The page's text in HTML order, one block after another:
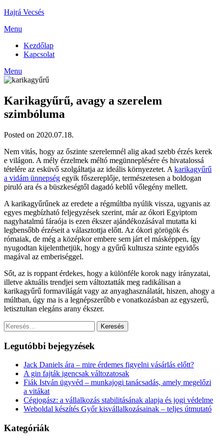
Skip
content
Hajrá Vecsés
Menu
Kezdőlap
Kapcsolat
Menu
Karikagyűrű, avagy a szerelem
szimbóluma
Posted on 2020.07.18.
Nem vitás, hogy az őszinte szerelemnél alig akad szebb érzés kerek
e világon. A mély érzelmek méltó megünneplésére és hivatalossá
tételére az esküvő szolgáltatja az ideális környezetet. A karikagyűrű
a vidám ünnepség egyik főszereplője, természetesen a boldogan
piruló ara és a büszkeségtől dagadó keblű vőlegény mellett.
A karikagyűrűnek az eredete a régmúltba nyúlik vissza, ugyanis az
egyes megbízható feljegyzések szerint, már az ókori Egyiptom
nagyhatalmú fáraója is ezen ékszer ajándékozásával mutatta ki
legbensőbb érzéseit a választottja előtt. Az ókori görögök és
rómaiak, de még a középkor embere sem járt el másképpen, így
nyugodtan kijelenthetjük, hogy a gyűrű kultusza szinte egyidős
magával az emberiséggel.
Sőt, az is roppant érdekes, hogy a különféle korok nagy irányzatai,
illetve aktuális trendjei sem változtatták meg radikálisan a
karikagyűrű formavilágát vagy az anyaghasználatát, hiszen, ahogy a
múltban, úgy ma is a legnépszerűbb e vonatkozásban az egyszerű,
letisztultan elegáns arany ékszer.
Keresés:
Legutóbbi bejegyzések
Jack Daniels ára – mire érdemes figyelni vásárlás előtt?
A gin fajták igencsak változatosak
Fiák István ügyvéd – munkajogi tanácsadás, amely megelőzi
a vitákat
Cégjogász: a vállalkozás stabilitásának alapja és jogi védelme
Weboldal készítés Győr kisvállalkozásainak – teljes útmutató
Kategóriák